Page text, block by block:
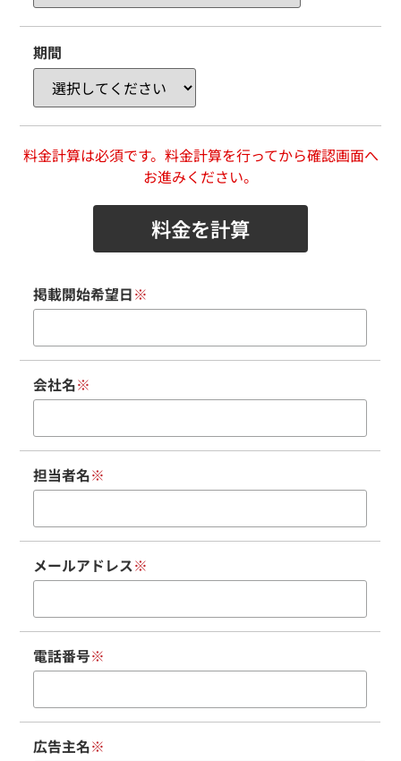
期間
料金を計算
掲載開始希望日※
会社名※
担当者名※
メールアドレス※
電話番号※
広告主名※